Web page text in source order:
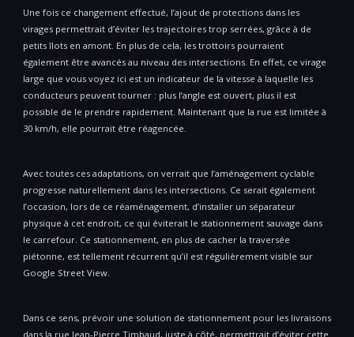
Une fois ce changement effectué, l’ajout de protections dans les
virages permettrait d’éviter les trajectoires trop serrées, grâce à de
petits îlots en amont. En plus de cela, les trottoirs pourraient
également être avancés au niveau des intersections. En effet, ce virage
large que vous voyez ici est un indicateur de la vitesse à laquelle les
conducteurs peuvent tourner : plus l’angle est ouvert, plus il est
possible de le prendre rapidement. Maintenant que la rue est limitée à
30 km/h, elle pourrait être réagencée.
Avec toutes ces adaptations, on verrait que l’aménagement cyclable
progresse naturellement dans les intersections. Ce serait également
l’occasion, lors de ce réaménagement, d’installer un séparateur
physique à cet endroit, ce qui éviterait le stationnement sauvage dans
le carrefour. Ce stationnement, en plus de cacher la traversée
piétonne, est tellement récurrent qu’il est régulièrement visible sur
Google Street View.
Dans ce sens, prévoir une solution de stationnement pour les livraisons
dans la rue Jean-Pierre Timbaud, juste à côté, permettrait d’éviter cette